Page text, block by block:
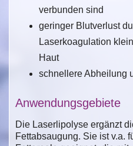
verbunden sind
geringer Blutverlust
Laserkoagulation
Haut
schnellere Abheilung
Anwendungsgebiete
Die Laserlipolyse ergänzt
Fettabsaugung. Sie ist v.a.